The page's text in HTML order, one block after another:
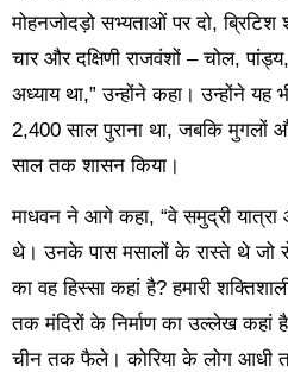
मोहनजोदड़ो सभ्यताओं पर दो,
चार और दक्षिणी राजवंशों – चोल,
अध्याय था,” उन्होंने कहा। उन्होंने यह
2,400 साल पुराना था, जबकि मुगलों
साल तक शासन किया।
माधवन ने आगे कहा, “वे समुद्री
थे। उनके पास मसालों के रास्ते थे जो
का वह हिस्सा कहां है? हमारी
तक मंदिरों के निर्माण का उल्लेख कहां
चीन तक फैले। कोरिया के लोग आधी